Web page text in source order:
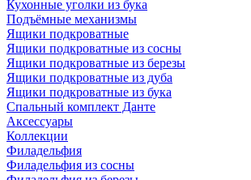
Кухонные уголки из бука
Подъёмные механизмы
Ящики подкроватные
Ящики подкроватные из сосны
Ящики подкроватные из березы
Ящики подкроватные из дуба
Ящики подкроватные из бука
Спальный комплект Данте
Аксессуары
Коллекции
Филадельфия
Филадельфия из сосны